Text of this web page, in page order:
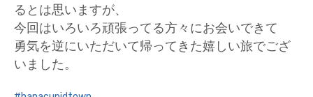
るとは思いますが、
今回はいろいろ頑張ってる方々にお会いできて
勇気を逆にいただいて帰ってきた嬉しい旅でござ
いました。